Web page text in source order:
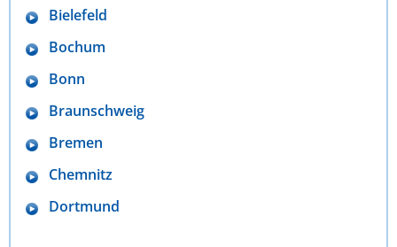
Bielefeld
Bochum
Bonn
Braunschweig
Bremen
Chemnitz
Dortmund